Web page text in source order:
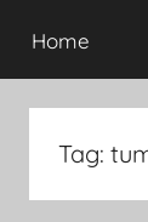
Home
Tag: